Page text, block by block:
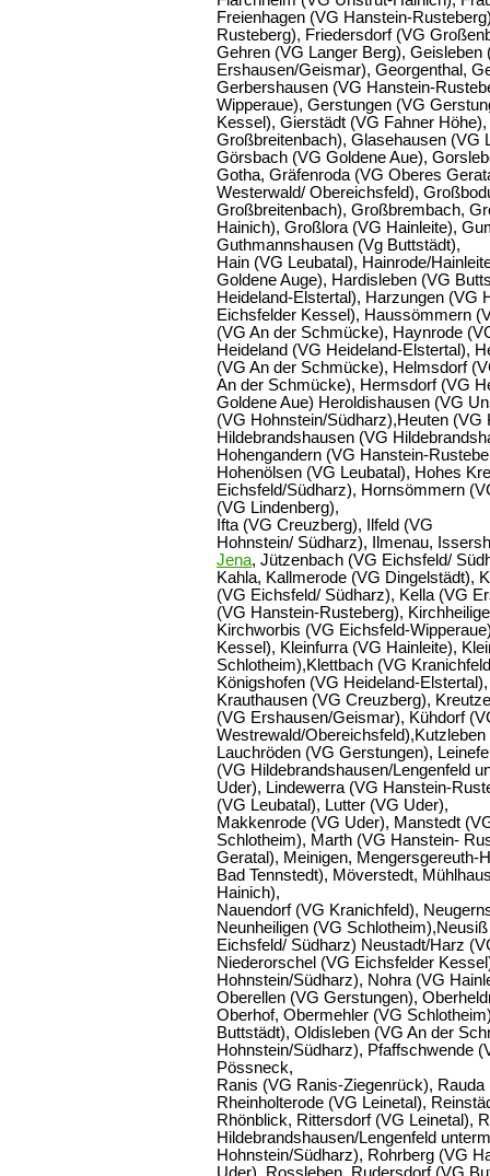
Freienhagen (VG Hanstein-
Rusteberg), Friedersdorf (VG
Gehren (VG Langer Berg),
Ershausen/Geismar), Georgenthal,
Gerbershausen (VG Hanstein-
Wipperaue), Gerstungen (VG
Kessel), Gierstädt (VG Fahner
Großbreitenbach), Glasehausen (VG
Görsbach (VG Goldene Aue),
Gotha, Gräfenroda (VG Oberes
Westerwald/ Obereichsfeld),
Großbreitenbach), Großbrembach,
Hainich), Großlora (VG Hainleite),
Guthmannshausen (Vg Buttstädt),
Hain (VG Leubatal), Hainrode/
Goldene Auge), Hardisleben (VG
Heideland-Elstertal), Harzungen (VG
Eichsfelder Kessel), Haussömmern
(VG An der Schmücke), Haynrode
Heideland (VG Heideland-Elstertal),
(VG An der Schmücke), Helmsdorf
An der Schmücke), Hermsdorf (VG
Goldene Aue) Heroldishausen (VG
(VG Hohnstein/Südharz),Heuten (VG
Hildebrandshausen (VG
Hohengandern (VG Hanstein-
Hohenölsen (VG Leubatal), Hohes
Eichsfeld/Südharz), Hornsömmern
(VG Lindenberg),
Ifta (VG Creuzberg), Ilfeld (VG
Hohnstein/ Südharz), Ilmenau,
Jena, Jützenbach (VG Eichsfeld/
Kahla, Kallmerode (VG Dingelstädt),
(VG Eichsfeld/ Südharz), Kella (VG
(VG Hanstein-Rusteberg),
Kirchworbis (VG Eichsfeld-
Kessel), Kleinfurra (VG Hainleite),
Schlotheim),Klettbach (VG
Königshofen (VG Heideland-
Krauthausen (VG Creuzberg),
(VG Ershausen/Geismar), Kühdorf
Westrewald/
Lauchröden (VG Gerstungen),
(VG Hildebrandshausen/Lengenfeld
Uder), Lindewerra (VG Hanstein-
(VG Leubatal), Lutter (VG Uder),
Makkenrode (VG Uder), Manstedt
Schlotheim), Marth (VG Hanstein-
Geratal), Meinigen, Mengersgereuth-
Bad Tennstedt), Möverstedt,
Hainich),
Nauendorf (VG Kranichfeld),
Neunheiligen (VG
Eichsfeld/ Südharz) Neustadt/Harz
Niederorschel (VG Eichsfelder
Hohnstein/Südharz), Nohra (VG
Oberellen (VG Gerstungen),
Oberhof, Obermehler (VG
Buttstädt), Oldisleben (VG An der
Hohnstein/Südharz), Pfaffschwende
Pössneck,
Ranis (VG Ranis-Ziegenrück),
Rheinholterode (VG Leinetal),
Rhönblick, Rittersdorf (VG Leinetal),
Hildebrandshausen/Lengenfeld
Hohnstein/Südharz), Rohrberg (VG